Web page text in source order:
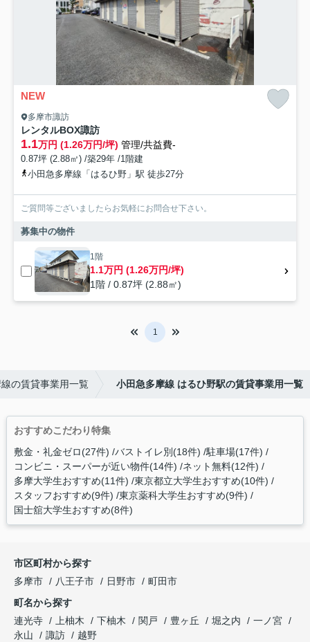
NEW
多摩市諏訪
レンタルBOX諏訪
1.1万円 (1.26万円/坪) 管理/共益費-
0.87坪 (2.88㎡) /築29年 /1階建
小田急多摩線「はるひ野」駅 徒歩27分
ご質問等ございましたらお気軽にお問合せ下さい。
募集中の物件
1階
1.1万円 (1.26万円/坪)
1階 / 0.87坪 (2.88㎡)
1
の賃貸事業用一覧 小田急多摩線 はるひ野駅の賃貸事業用一覧
おすすめこだわり特集
敷金・礼金ゼロ(27件) バストイレ別(18件) 駐車場(17件)
コンビニ・スーパーが近い物件(14件) ネット無料(12件)
多摩大学生おすすめ(11件) 東京都立大学生おすすめ(10件)
スタッフおすすめ(9件) 東京薬科大学生おすすめ(9件)
国士舘大学生おすすめ(8件)
市区町村から探す
多摩市
八王子市 日野市
町田市
町名から探す
連光寺
上柚木 下柚木 関戸 豊ヶ丘 堀之内
一ノ宮
永山
諏訪
越野